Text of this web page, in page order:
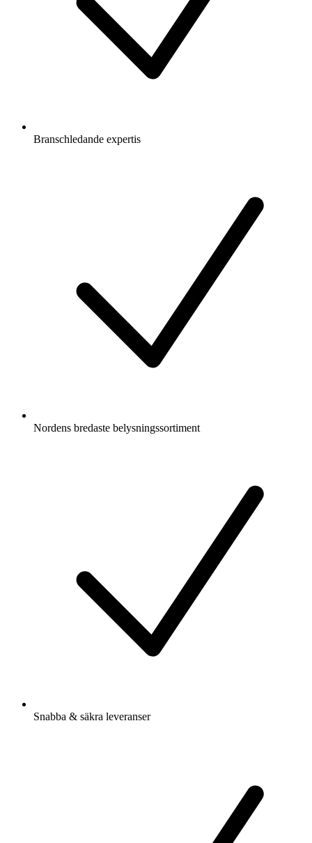
Branschledande expertis
Nordens bredaste belysningssortiment
Snabba & säkra leveranser